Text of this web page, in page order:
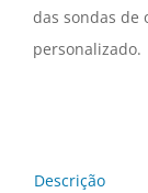
das sondas de
personalizado.
Descrição